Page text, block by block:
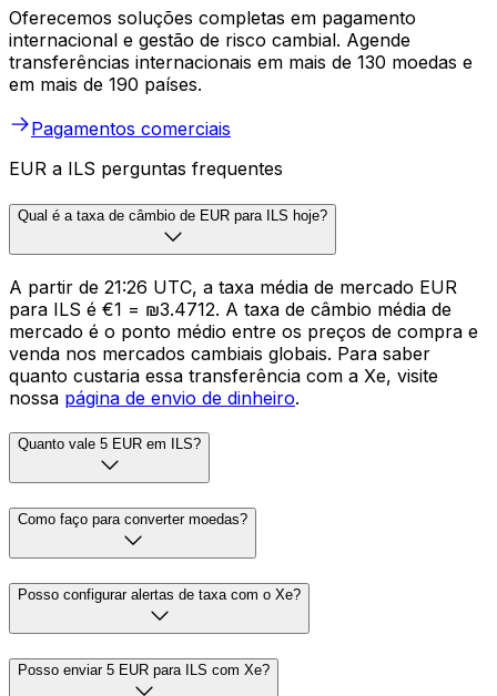
Oferecemos soluções completas em pagamento
internacional e gestão de risco cambial. Agende
transferências internacionais em mais de 130 moedas e
em mais de 190 países.
Pagamentos comerciais
EUR a ILS perguntas frequentes
Qual é a taxa de câmbio de EUR para ILS hoje?
A partir de 21:26 UTC, a taxa média de mercado EUR
para ILS é €1 = ₪3.4712. A taxa de câmbio média de
mercado é o ponto médio entre os preços de compra e
venda nos mercados cambiais globais. Para saber
quanto custaria essa transferência com a Xe, visite
nossa página de envio de dinheiro.
Quanto vale 5 EUR em ILS?
Como faço para converter moedas?
Posso configurar alertas de taxa com o Xe?
Posso enviar 5 EUR para ILS com Xe?